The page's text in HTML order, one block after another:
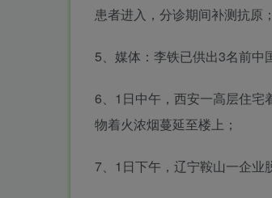
患者进入，分诊期间补测抗原；
5、媒体：李铁已供出3名前中
6、1日中午，西安一高层住宅
物着火浓烟蔓延至楼上；
7、1日下午，辽宁鞍山一企业